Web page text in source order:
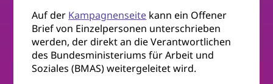
Auf der Kampagnenseite kann ein Offener
Brief von Einzelpersonen unterschrieben
werden, der direkt an die Verantwortlichen
des Bundesministeriums für Arbeit und
Soziales (BMAS) weitergeleitet wird.